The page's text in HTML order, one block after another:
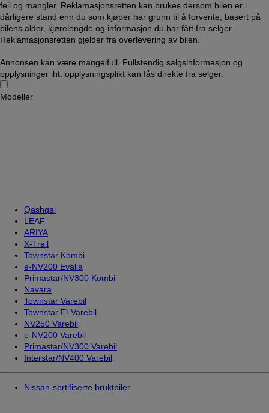
feil og mangler. Reklamasjonsretten kan brukes dersom bilen er i
dårligere stand enn du som kjøper har grunn til å forvente, basert på
bilens alder, kjørelengde og informasjon du har fått fra selger.
Reklamasjonsretten gjelder fra overlevering av bilen.
Annonsen kan være mangelfull. Fullstendig salgsinformasjon og
opplysninger iht. opplysningsplikt kan fås direkte fra selger.
Modeller
Qashqai
LEAF
ARIYA
X-Trail
Townstar Kombi
e-NV200 Evalia
Primastar/NV300 Kombi
Navara
Townstar Varebil
Townstar El-Varebil
NV250 Varebil
e-NV200 Varebil
Primastar/NV300 Varebil
Interstar/NV400 Varebil
Nissan-sertifiserte bruktbiler